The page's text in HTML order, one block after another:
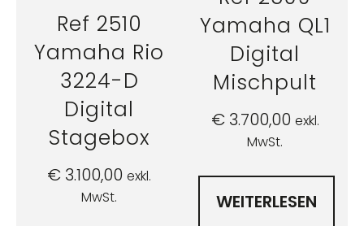
Ref 2510
Yamaha Rio
3224-D
Digital
Stagebox
€ 3.100,00 exkl.
MwSt.
Yamaha QL1
Digital
Mischpult
€3.700,00 exkl.
MwSt.
WEITERLESEN